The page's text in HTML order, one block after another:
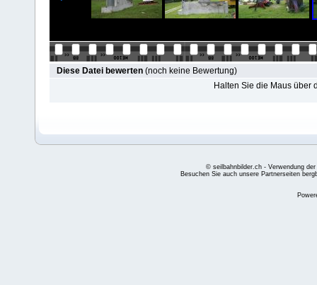
Diese Datei bewerten (noch keine Bewertung)
Halten Sie die Maus über
© seilbahnbilder.ch - Verwendung
Besuchen Sie auch unsere Partnerseiten